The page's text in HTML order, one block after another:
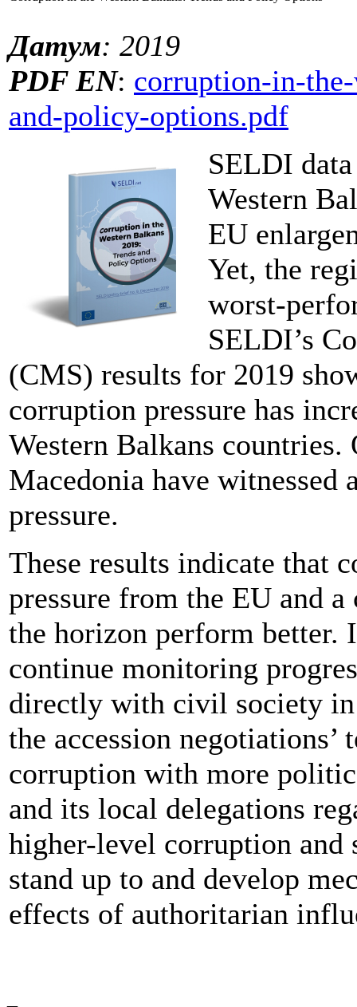
Датум: 2019
PDF EN: corruption-in-
and-policy-options.pdf
SELDI
Western
EU
Yet, the
worst-
SELDI’s
(CMS) results for 2019
corruption pressure has
Western Balkans
Macedonia have witnessed
pressure.
These results indicate that
pressure from the EU and
the horizon perform better.
continue monitoring
directly with civil society in
the accession negotiations’
corruption with more
and its local delegations
higher-level corruption and
stand up to and develop
effects of authoritarian